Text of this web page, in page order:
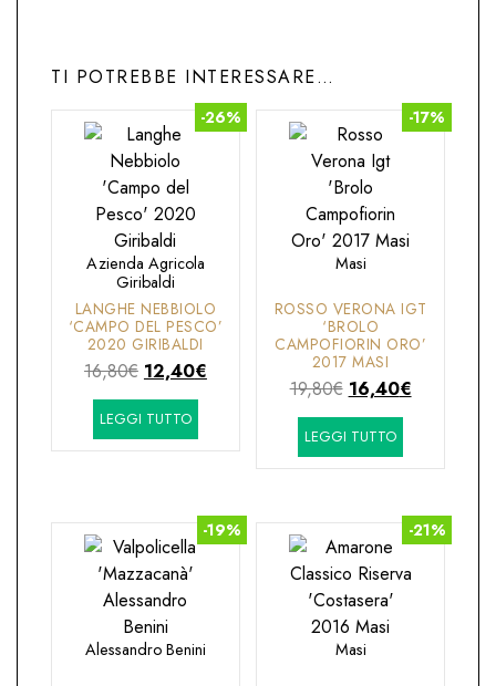
TI POTREBBE INTERESSARE…
-26%
Azienda Agricola
Giribaldi
LANGHE NEBBIOLO
‘CAMPO DEL PESCO’
2020 GIRIBALDI
16,80€ Il
prezzo
originale
era:
12,40€Il
è:
12,40€.
LEGGI TUTTO
-17%
Masi
ROSSO VERONA IGT
‘BROLO
CAMPOFIORIN ORO’
2017 MASI
19,80€ Il
prezzo
originale
era:
16,40€Il
è:
LEGGI TUTTO
-19%
Alessandro Benini
-21%
Masi